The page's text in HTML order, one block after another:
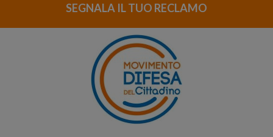
SEGNALA IL TUO RECLAMO